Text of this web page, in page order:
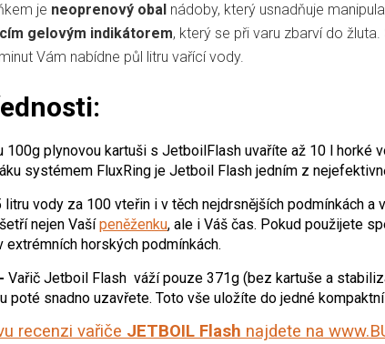
je neoprenový obal nádoby, který usnadňuje
gelovým indikátorem, který se při varu zbarví do
Vám nabídne půl litru vařící vody.
100g plynovou kartuši s JetboilFlash uvaříte až 10 l horké
systémem FluxRing je Jetboil Flash jedním z
litru vody za 100 vteřin i v těch nejdrsnějších podmínkách a
nejen Vašípeněženku, ale i Váš čas. Pokud použijete
horských podmínkách.
Vařič Jetboil Flash váží pouze 371g (bez kartuše a
poté snadno uzavřete. Toto vše uložíte do jedné kompaktní
recenzi vařiče JETBOIL Flash najdete na